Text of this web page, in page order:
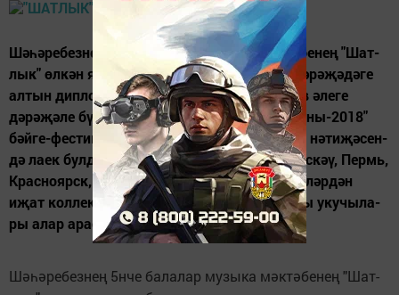
Шәһә­ре­без­нең 5нче ба­ла­лар му­зы­ка мәк­тә­бе­нең "Шат­
лык" өл­кән яшь­тә­ге ба­ла­лар хо­ры икен­че дә­рәҗә­дә­ге
ал­тын дип­лом бе­лән бү­ләк­лән­де. Кол­лек­тив әле­ге
дәрәҗәле бү­ләк­кә IV Бө­тен­рос­сия "Хор Ка­за­ны-2018"
бәй­ге-фес­ти­ва­лен­дә уңыш­лы чы­гыш яса­вы нә­ти­җә­сен­
дә ла­ек бул­ды. Әле­ге му­зы­каль бәй­ге­дә Мәс­кәү, Пермь,
Крас­но­ярск, Но­во­си­бирск һәм баш­ка шәһәр­ләр­дән
иҗат кол­лек­тив­ла­ры кат­наш­кан иде. Чал­лы уку­чы­ла­
ры алар ара­сын­да уңыш­лы...
Шәһә­ре­без­нең 5нче ба­ла­лар му­зы­ка мәк­тә­бе­нең "Шат­